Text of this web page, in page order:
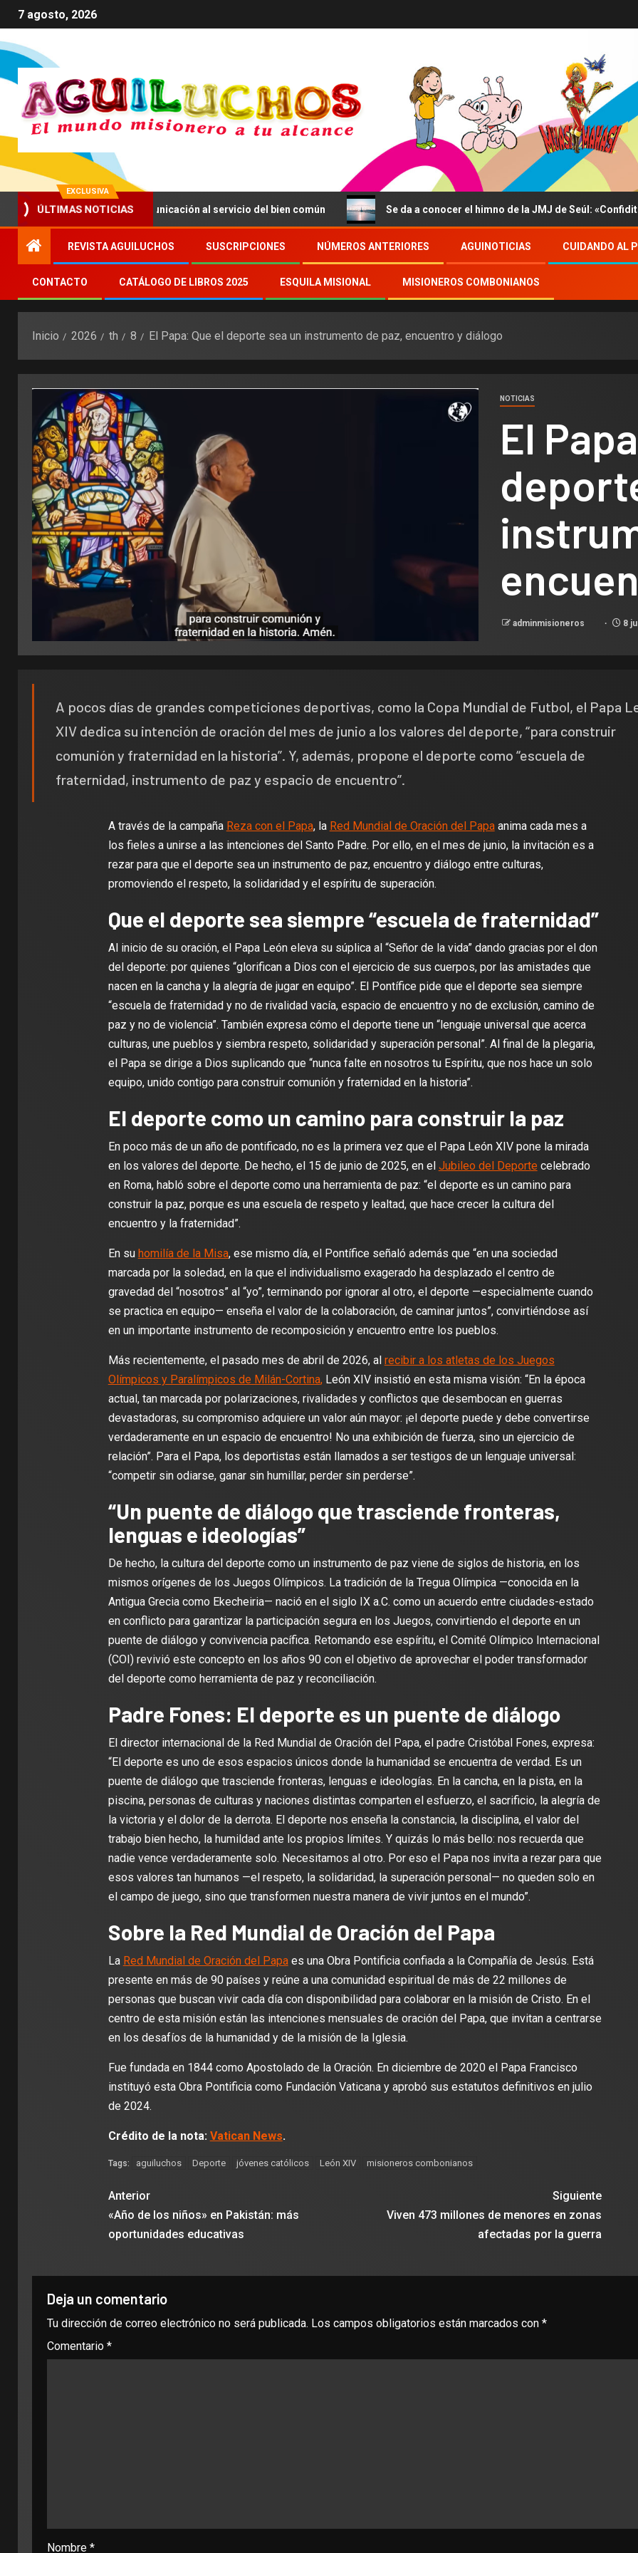
7 agosto, 2026
EXCLUSIVA
ÚLTIMAS NOTICIAS
a impulsar una comunicación al servicio del bien común Se da a conocer el himno de la JMJ de Seúl: «Confidite, Ego
REVISTA AGUILUCHOS SUSCRIPCIONES NÚMEROS ANTERIORES AGUINOTICIAS CUIDANDO AL
CONTACTO CATÁLOGO DE LIBROS 2025 ESQUILA MISIONAL MISIONEROS COMBONIANOS
Inicio 2026 th 8 El Papa: Que el deporte sea un instrumento de paz, encuentro y diálogo
NOTICIAS
El
adminmisioneros 8
A pocos días de grandes competiciones deportivas, como la Copa Mundial de Futbol, el Papa
XIV dedica su intención de oración del mes de junio a los valores del deporte, “para construir
comunión y fraternidad en la historia”. Y, además, propone el deporte como “escuela de
fraternidad, instrumento de paz y espacio de encuentro”.
A través de la campaña Reza con el Papa, la Red Mundial de Oración del Papaanima cada mes a
los fieles a unirse a las intenciones del Santo Padre. Por ello, en el mes de junio, la invitación es a
rezar para que el deporte sea un instrumento de paz, encuentro y diálogo entre culturas,
promoviendo el respeto, la solidaridad y el espíritu de superación.
Que el deporte sea siempre “escuela de fraternidad”
Al inicio de su oración, el Papa León eleva su súplica al “Señor de la vida” dando gracias por el don
del deporte: por quienes “glorifican a Dios con el ejercicio de sus cuerpos, por las amistades que
nacen en la cancha y la alegría de jugar en equipo”. El Pontífice pide que el deporte sea siempre
“escuela de fraternidad y no de rivalidad vacía, espacio de encuentro y no de exclusión, camino de
paz y no de violencia”. También expresa cómo el deporte tiene un “lenguaje universal que acerca
culturas, une pueblos y siembra respeto, solidaridad y superación personal”. Al final de la plegaria,
el Papa se dirige a Dios suplicando que “nunca falte en nosotros tu Espíritu, que nos hace un solo
equipo, unido contigo para construir comunión y fraternidad en la historia”.
El deporte como un camino para construir la paz
En poco más de un año de pontificado, no es la primera vez que el Papa León XIV pone la mirada
en los valores del deporte. De hecho, el 15 de junio de 2025, en el Jubileo del Deporte celebrado
en Roma, habló sobre el deporte como una herramienta de paz: “el deporte es un camino para
construir la paz, porque es una escuela de respeto y lealtad, que hace crecer la cultura del
encuentro y la fraternidad”.
En su homilía de la Misa, ese mismo día, el Pontífice señaló además que “en una sociedad
marcada por la soledad, en la que el individualismo exagerado ha desplazado el centro de
gravedad del “nosotros” al “yo”, terminando por ignorar al otro, el deporte —especialmente cuando
se practica en equipo— enseña el valor de la colaboración, de caminar juntos”, convirtiéndose así
en un importante instrumento de recomposición y encuentro entre los pueblos.
Más recientemente, el pasado mes de abril de 2026, al recibir a los atletas de los Juegos
Olímpicos y Paralímpicos de Milán-Cortina,León XIV insistió en esta misma visión: “En la época
actual, tan marcada por polarizaciones, rivalidades y conflictos que desembocan en guerras
devastadoras, su compromiso adquiere un valor aún mayor: ¡el deporte puede y debe convertirse
verdaderamente en un espacio de encuentro! No una exhibición de fuerza, sino un ejercicio de
relación”. Para el Papa, los deportistas están llamados a ser testigos de un lenguaje universal:
“competir sin odiarse, ganar sin humillar, perder sin perderse”.
“Un puente de diálogo que trasciende fronteras,
lenguas e ideologías”
De hecho, la cultura del deporte como un instrumento de paz viene de siglos de historia, en los
mismos orígenes de los Juegos Olímpicos. La tradición de la Tregua Olímpica —conocida en la
Antigua Grecia como Ekecheiria— nació en el siglo IX a.C. como un acuerdo entre ciudades-estado
en conflicto para garantizar la participación segura en los Juegos, convirtiendo el deporte en un
puente de diálogo y convivencia pacífica. Retomando ese espíritu, el Comité Olímpico Internacional
(COI) revivió este concepto en los años 90 con el objetivo de aprovechar el poder transformador
del deporte como herramienta de paz y reconciliación.
Padre Fones: El deporte es un puente de diálogo
El director internacional de la Red Mundial de Oración del Papa, el padre Cristóbal Fones, expresa:
“El deporte es uno de esos espacios únicos donde la humanidad se encuentra de verdad. Es un
puente de diálogo que trasciende fronteras, lenguas e ideologías. En la cancha, en la pista, en la
piscina, personas de culturas y naciones distintas comparten el esfuerzo, el sacrificio, la alegría de
la victoria y el dolor de la derrota. El deporte nos enseña la constancia, la disciplina, el valor del
trabajo bien hecho, la humildad ante los propios límites. Y quizás lo más bello: nos recuerda que
nadie vence verdaderamente solo. Necesitamos al otro. Por eso el Papa nos invita a rezar para que
esos valores tan humanos —el respeto, la solidaridad, la superación personal— no queden solo en
el campo de juego, sino que transformen nuestra manera de vivir juntos en el mundo”.
Sobre la Red Mundial de Oración del Papa
La Red Mundial de Oración del Papaes una Obra Pontificia confiada a la Compañía de Jesús. Está
presente en más de 90 países y reúne a una comunidad espiritual de más de 22 millones de
personas que buscan vivir cada día con disponibilidad para colaborar en la misión de Cristo. En el
centro de esta misión están las intenciones mensuales de oración del Papa, que invitan a centrarse
en los desafíos de la humanidad y de la misión de la Iglesia.
Fue fundada en 1844 como Apostolado de la Oración. En diciembre de 2020 el Papa Francisco
instituyó esta Obra Pontificia como Fundación Vaticana y aprobó sus estatutos definitivos en julio
de 2024.
Crédito de la nota: Vatican News.
Tags: aguiluchos Deporte jóvenes católicos León XIV misioneros combonianos
Anterior
«Año de los niños» en Pakistán: más
oportunidades educativas
Siguiente
Viven 473 millones de menores en zonas
afectadas por la guerra
Deja un comentario
Tu dirección de correo electrónico no será publicada. Los campos obligatorios están marcados con *
Comentario *
Nombre *